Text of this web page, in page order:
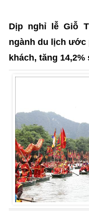
Dịp nghỉ lễ Giỗ
ngành du lịch ước
khách, tăng